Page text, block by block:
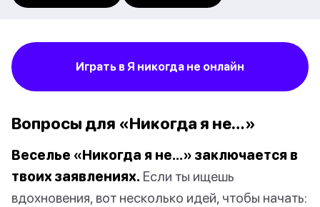
Играть в Я никогда не онлайн
Вопросы для «Никогда я не…»
Веселье «Никогда я не…» заключается в
твоих заявлениях. Если ты ищешь
вдохновения, вот несколько идей, чтобы начать: